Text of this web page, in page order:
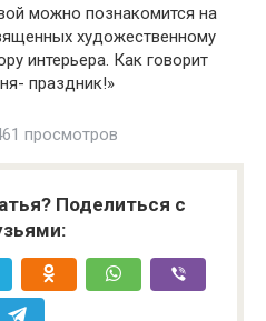
можно познакомится на
художественному
интерьера. Как говорит
праздник!»
просмотров
Поделиться с